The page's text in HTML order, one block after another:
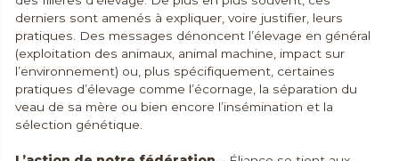
derniers sont amenés à expliquer, voire justifier, leurs
pratiques. Des messages dénoncent l’élevage en général
(exploitation des animaux, animal machine, impact sur
l’environnement) ou, plus spécifiquement, certaines
pratiques d’élevage comme l’écornage, la séparation du
veau de sa mère ou bien encore l’insémination et la
sélection génétique.